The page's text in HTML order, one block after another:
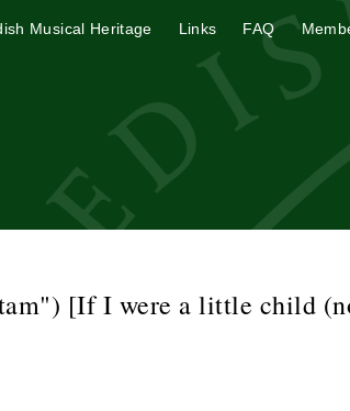
Musical Heritage Links FAQ
[If I were a little child